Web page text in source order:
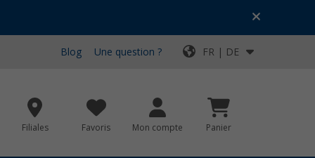
Blog Une question ? FR | DE
Filiales Favoris Mon compte Panier